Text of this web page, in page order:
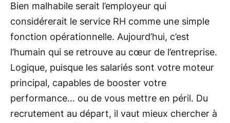
Bien malhabile serait l’employeur qui
considérerait le service RH comme une simple
fonction opérationnelle. Aujourd’hui, c’est
l’humain qui se retrouve au cœur de l’entreprise.
Logique, puisque les salariés sont votre moteur
principal, capables de booster votre
performance… ou de vous mettre en péril. Du
recrutement au départ, il vaut mieux chercher à